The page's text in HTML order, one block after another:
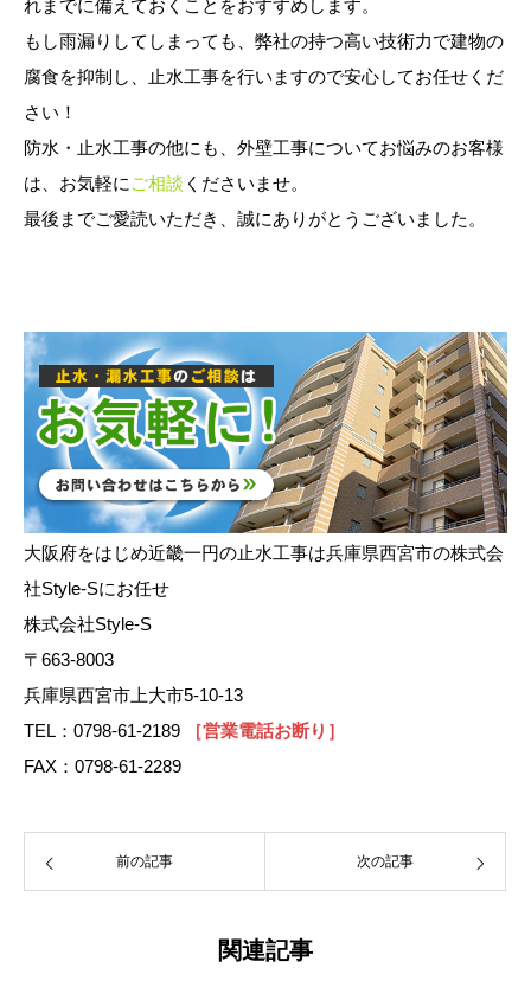
れまでに備えておくことをおすすめします。
もし雨漏りしてしまっても、弊社の持つ高い技術力で建物の
腐食を抑制し、止水工事を行いますので安心してお任せくだ
さい！
防水・止水工事の他にも、外壁工事についてお悩みのお客様
は、お気軽に ご相談 くださいませ。
最後までご愛読いただき、誠にありがとうございました。
大阪府をはじめ近畿一円の止水工事は兵庫県西宮市の株式会
社Style-Sにお任せ
株式会社Style-S
〒663-8003
兵庫県西宮市上大市5-10-13
TEL：0798-61-2189
［営業電話お断り］
FAX：0798-61-2289
前の記事 次の記事
関連記事